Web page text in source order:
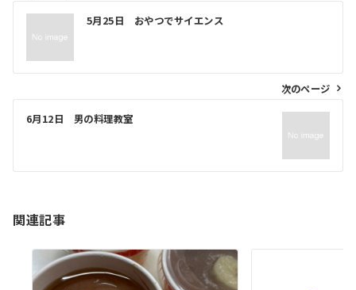
投
ナ
ビ
ゲ
ー
ョ
5月25日 おやつでサイエンス
次のページ
6月12日 男の料理教室
関連記事